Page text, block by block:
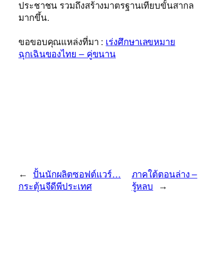
ประชาชน รวมถึงสร้างมาตรฐานเทียบขั้นสากล
มากขึ้น.
ขอขอบคุณแหล่งที่มา : เร่งศึกษาเลขหมาย
ฉุกเฉินของไทย – คู่ขนาน
←
ปั้นนักผลิตซอฟต์แวร์…
กระตุ้นจีดีพีประเทศ
ภาคใต้ตอนล่าง –
รู้หลบ
→